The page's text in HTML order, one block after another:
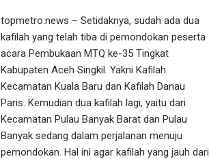
topmetro.news – Setidaknya, sudah ada dua
kafilah yang telah tiba di pemondokan peserta
acara Pembukaan MTQ ke-35 Tingkat
Kabupaten Aceh Singkil. Yakni Kafilah
Kecamatan Kuala Baru dan Kafilah Danau
Paris. Kemudian dua kafilah lagi, yaitu dari
Kecamatan Pulau Banyak Barat dan Pulau
Banyak sedang dalam perjalanan menuju
pemondokan. Hal ini agar kafilah yang jauh dari